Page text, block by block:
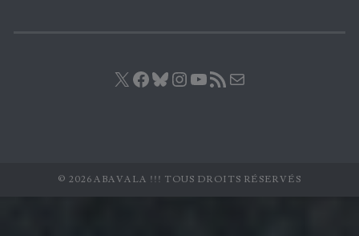
X Facebook
Bluesky
Instagram
YouTube
Flux RSS
© 2026 ABAVALA !!! TOUS DROITS RÉSERVÉS